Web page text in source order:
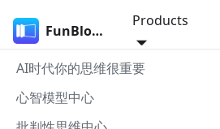
FunBlocks
Products
AI时代你的思维很重要
心智模型中心